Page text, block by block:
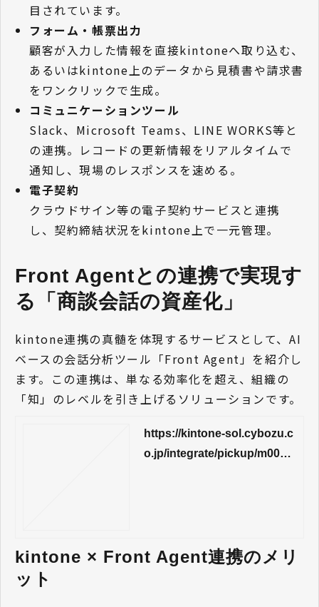
目されています。
フォーム・帳票出力
顧客が入力した情報を直接kintoneへ取り込む、
あるいはkintone上のデータから見積書や請求書
をワンクリックで生成。
コミュニケーションツール
Slack、Microsoft Teams、LINE WORKS等と
の連携。レコードの更新情報をリアルタイムで
通知し、現場のレスポンスを速める。
電子契約
クラウドサイン等の電子契約サービスと連携
し、契約締結状況をkintone上で一元管理。
Front Agentとの連携で実現す
る「商談会話の資産化」
kintone連携の真髄を体現するサービスとして、AI
ベースの会話分析ツール「Front Agent」を紹介し
ます。この連携は、単なる効率化を超え、組織の
「知」のレベルを引き上げるソリューションです。
https://kintone-sol.cybozu.c
o.jp/integrate/pickup/m0084
kintone × Front Agent連携のメリ
ット